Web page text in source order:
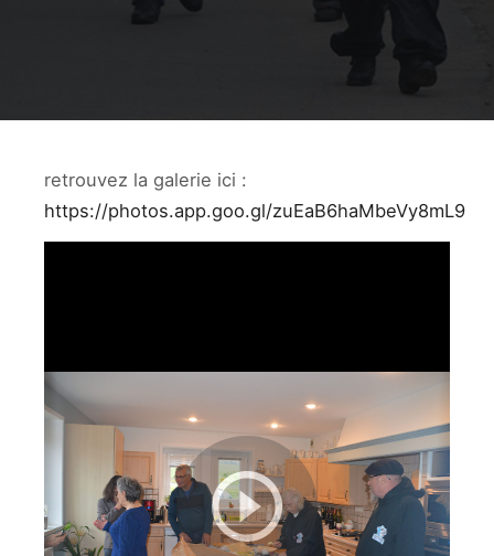
retrouvez la galerie ici :
https://photos.app.goo.gl/zuEaB6haMbeVy8mL9